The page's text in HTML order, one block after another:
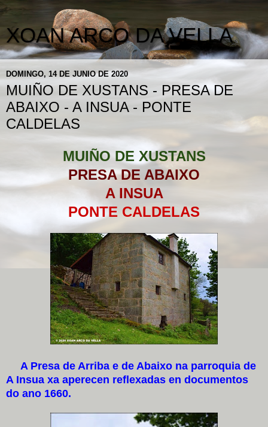
XOAN ARCO DA VELLA
DOMINGO, 14 DE JUNIO DE 2020
MUIÑO DE XUSTANS - PRESA DE
ABAIXO - A INSUA - PONTE
CALDELAS
MUIÑO DE XUSTANS
PRESA DE ABAIXO
A INSUA
PONTE CALDELAS
A Presa de Arriba e de Abaixo na parroquia de
A Insua xa aperecen reflexadas en documentos
do ano 1660.